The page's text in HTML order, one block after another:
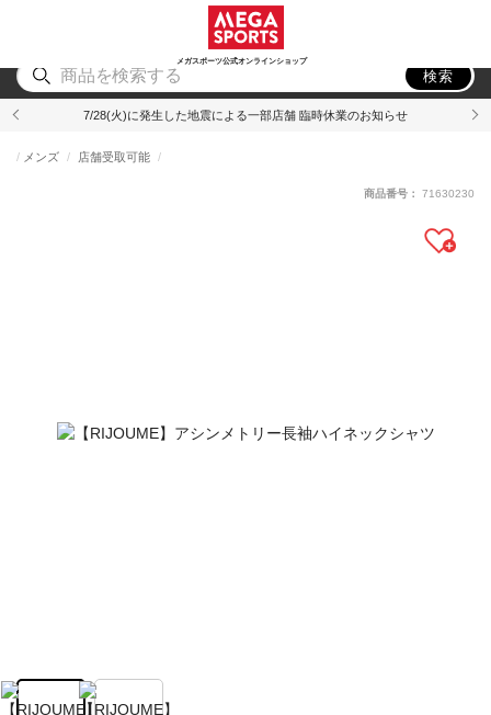
メガスポーツ公式オンラインショップ
アウトドア
検索
7/28(火)に発生した地震による一部店舗 臨時休業のお知らせ
メンズ 店舗受取可能
商品番号： 71630230